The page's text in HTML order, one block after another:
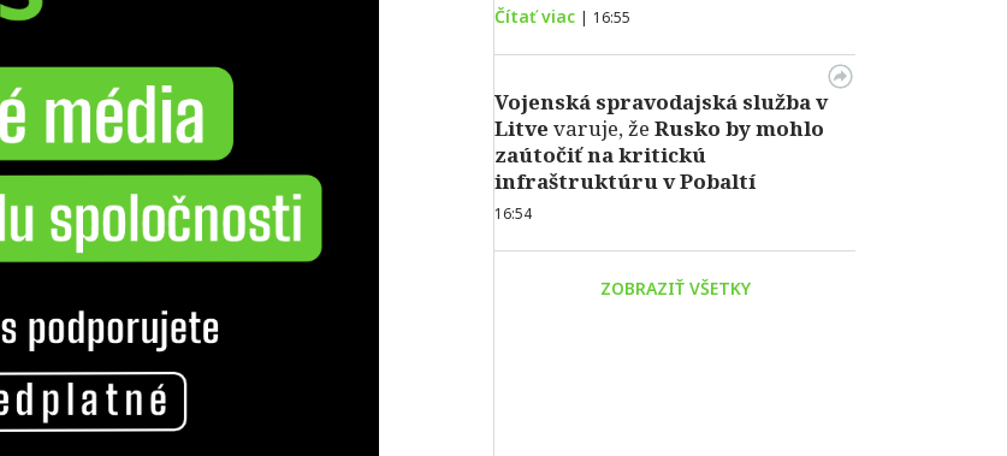
Čítať viac | 16:55
Vojenská spravodajská služba v
Litve varuje, že Rusko by mohlo
zaútočiť na kritickú
infraštruktúru v Pobaltí
16:54
ZOBRAZIŤ VŠETKY